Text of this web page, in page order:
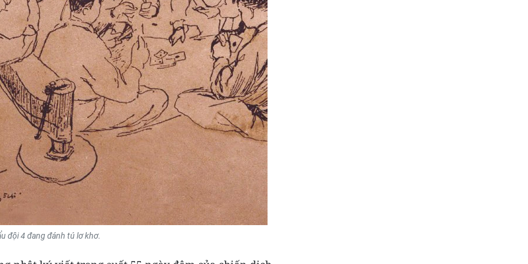
đội 4 đang đánh tú lơ khơ.